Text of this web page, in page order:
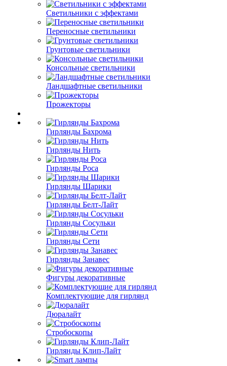
Светильники с эффектами
Переносные светильники
Грунтовые светильники
Консольные светильники
Ландшафтные светильники
Прожекторы
Гирлянды Бахрома
Гирлянды Нить
Гирлянды Роса
Гирлянды Шарики
Гирлянды Белт-Лайт
Гирлянды Сосульки
Гирлянды Сети
Гирлянды Занавес
Фигуры декоративные
Комплектующие для гирлянд
Дюралайт
Стробоскопы
Гирлянды Клип-Лайт